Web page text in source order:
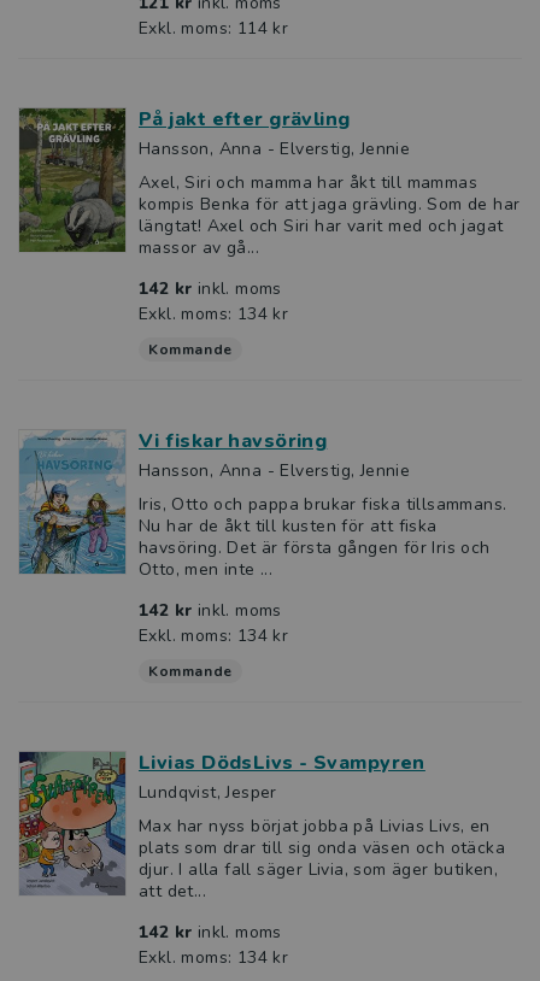
Exkl. moms: 114 kr
På jakt efter grävling
Hansson, Anna - Elverstig, Jennie
Axel, Siri och mamma har åkt till mammas
kompis Benka för att jaga grävling. Som de har
längtat! Axel och Siri har varit med och jagat
massor av gå...
142 kr inkl. moms
Exkl. moms: 134 kr
Kommande
Vi fiskar havsöring
Hansson, Anna - Elverstig, Jennie
Iris, Otto och pappa brukar fiska tillsammans.
Nu har de åkt till kusten för att fiska
havsöring. Det är första gången för Iris och
Otto, men inte ...
142 kr inkl. moms
Exkl. moms: 134 kr
Kommande
Livias DödsLivs - Svampyren
Lundqvist, Jesper
Max har nyss börjat jobba på Livias Livs, en
plats som drar till sig onda väsen och otäcka
djur. I alla fall säger Livia, som äger butiken,
att det...
142 kr inkl. moms
Exkl. moms: 134 kr